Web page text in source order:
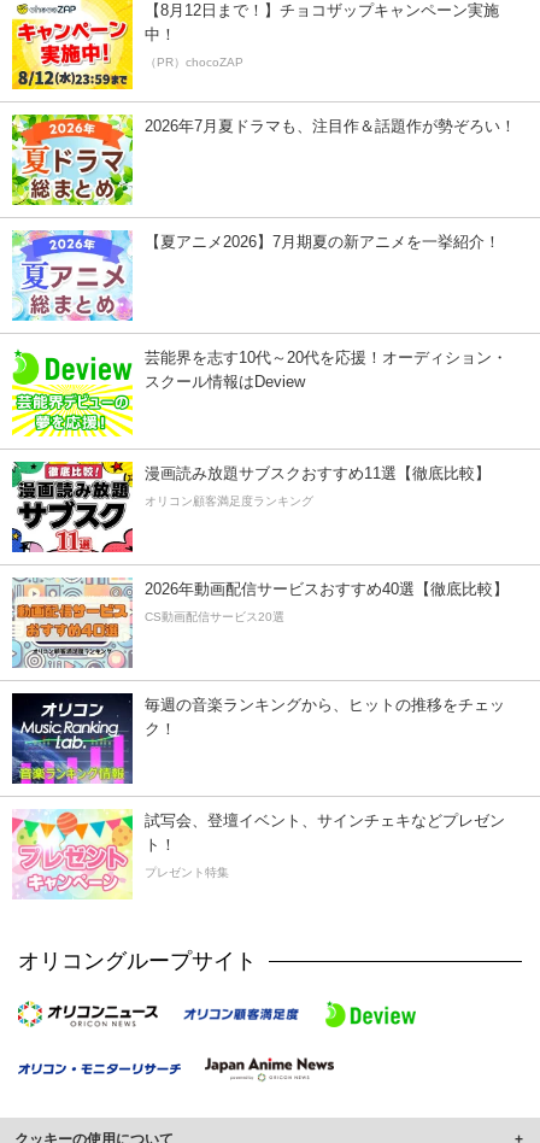
【8月12日まで！】チョコザップキャンペーン実施
中！
（PR）chocoZAP
2026年7月夏ドラマも、注目作＆話題作が勢ぞろい！
【夏アニメ2026】7月期夏の新アニメを一挙紹介！
芸能界を志す10代～20代を応援！オーディション・
スクール情報はDeview
漫画読み放題サブスクおすすめ11選【徹底比較】
オリコン顧客満足度ランキング
2026年動画配信サービスおすすめ40選【徹底比較】
CS動画配信サービス20選
毎週の音楽ランキングから、ヒットの推移をチェッ
ク！
試写会、登壇イベント、サインチェキなどプレゼン
ト！
プレゼント特集
オリコングループサイト
クッキーの使用について